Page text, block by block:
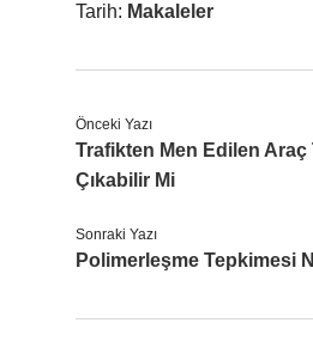
Tarih: Makaleler
Önceki Yazı
Trafikten Men Edilen Araç
Çıkabilir Mi
Sonraki Yazı
Polimerleşme Tepkimesi